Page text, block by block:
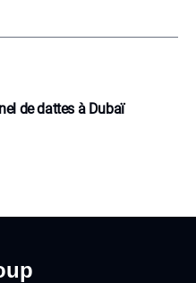
de dattes à Dubaï